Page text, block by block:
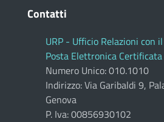
Contatti
URP - Ufficio Relazioni con
Posta Elettronica Certificata
Numero Unico: 010.1010
Indirizzo: Via Garibaldi 9,
Genova
P. Iva: 00856930102